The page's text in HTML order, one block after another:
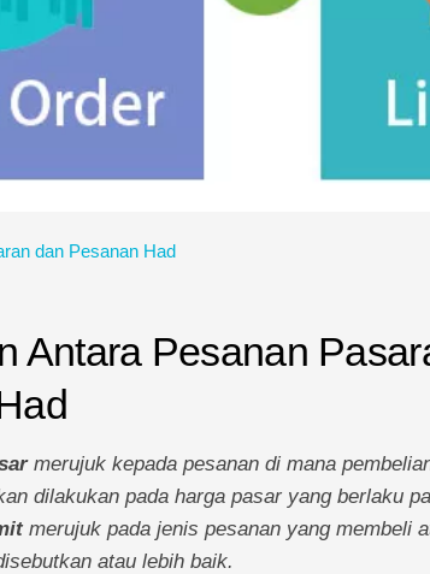
dan Pesanan Had
Antara Pesanan
merujuk kepada pesanan di mana
dilakukan pada harga pasar yang berlaku
merujuk pada jenis pesanan yang membeli
atau lebih baik.